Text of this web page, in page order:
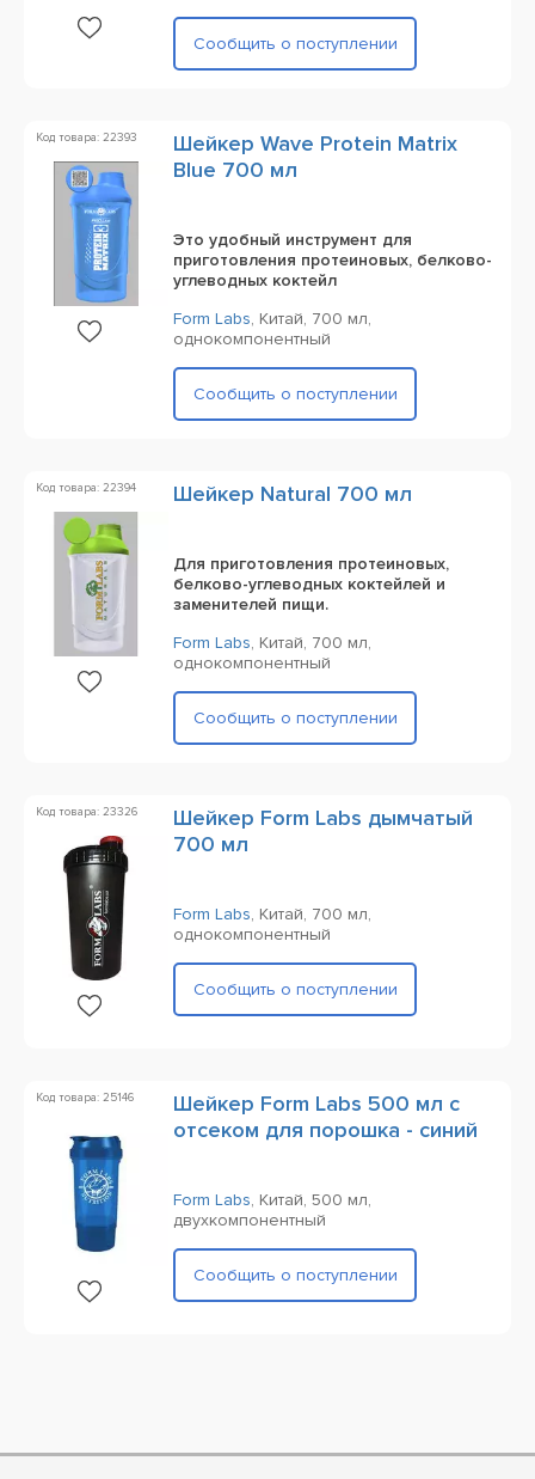
Сообщить о поступлении
Код товара: 22393
Шейкер Wave Protein Matrix
Blue 700 мл
Это удобный инструмент для
приготовления протеиновых, белково-
углеводных коктейл
Form Labs, Китай, 700 мл,
однокомпонентный
Сообщить о поступлении
Код товара: 22394 Шейкер Natural 700 мл
Для приготовления протеиновых,
белково-углеводных коктейлей и
заменителей пищи.
Form Labs, Китай, 700 мл,
однокомпонентный
Сообщить о поступлении
Код товара: 23326
Шейкер Form Labs дымчатый
700 мл
Form Labs, Китай, 700 мл,
однокомпонентный
Сообщить о поступлении
Код товара: 25146
Шейкер Form Labs 500 мл с
отсеком для порошка - синий
Form Labs, Китай, 500 мл,
двухкомпонентный
Сообщить о поступлении